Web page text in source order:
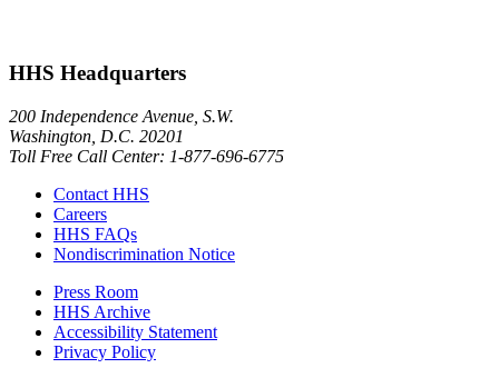
HHS Headquarters
200 Independence Avenue, S.W.
Washington, D.C. 20201
Toll Free Call Center: 1-877-696-6775​
Contact HHS
Careers
HHS FAQs
Nondiscrimination Notice
Press Room
HHS Archive
Accessibility Statement
Privacy Policy